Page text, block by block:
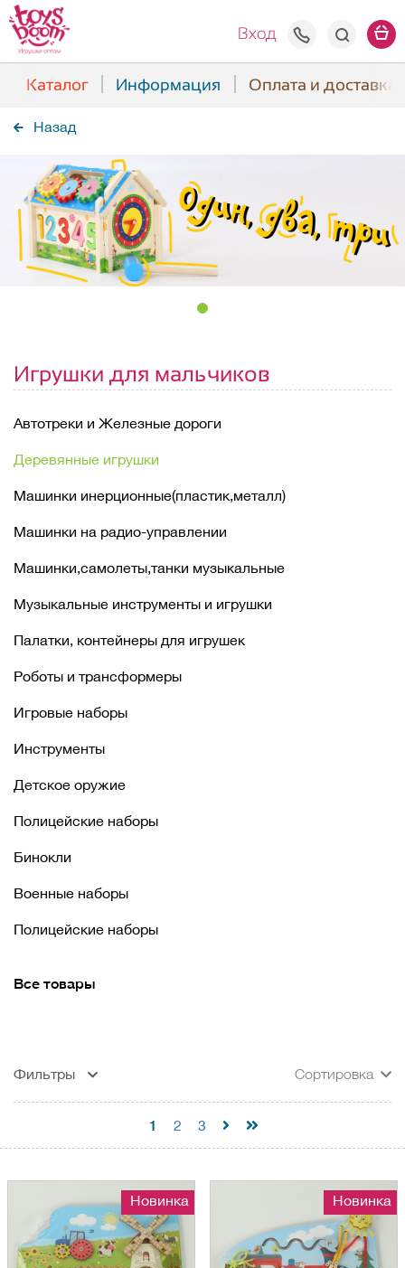
Вход +7(938)
Каталог Информация Оплата и доставка
Назад
Игрушки для мальчиков
Автотреки и Железные дороги
Деревянные игрушки
Машинки инерционные(пластик,металл)
Машинки на радио-управлении
Машинки,самолеты,танки музыкальные
Музыкальные инструменты и игрушки
Палатки, контейнеры для игрушек
Роботы и трансформеры
Игровые наборы
Инструменты
Детское оружие
Полицейские наборы
Бинокли
Военные наборы
Полицейские наборы
Все товары
Фильтры Сортировка
1 2 3
Новинка Новинка